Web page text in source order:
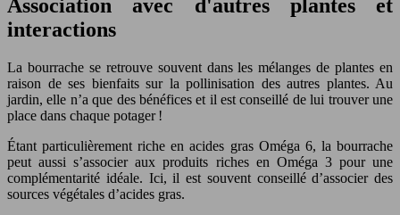
Association avec d'autres plantes et
interactions
La bourrache se retrouve souvent dans les mélanges de plantes en
raison de ses bienfaits sur la pollinisation des autres plantes. Au
jardin, elle n’a que des bénéfices et il est conseillé de lui trouver une
place dans chaque potager !
Étant particulièrement riche en acides gras Oméga 6, la bourrache
peut aussi s’associer aux produits riches en Oméga 3 pour une
complémentarité idéale. Ici, il est souvent conseillé d’associer des
sources végétales d’acides gras.